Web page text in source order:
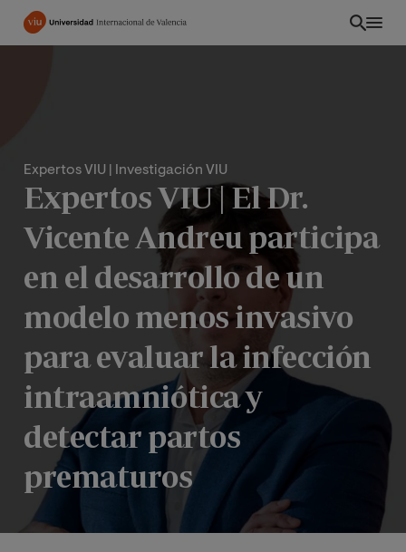
Pasar
Expertos VIU | Investigación VIU
Expertos VIU | El Dr.
Vicente Andreu participa
en el desarrollo de un
modelo menos invasivo
para evaluar la infección
intraamniótica y
detectar partos
prematuros